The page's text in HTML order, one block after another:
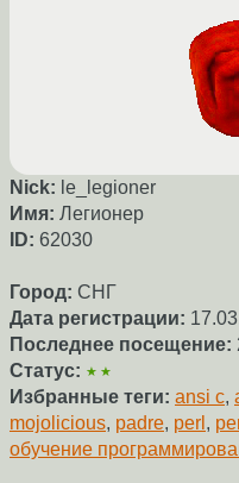
Nick: le_legioner
Имя: Легионер
ID: 62030
Город: СНГ
Дата регистрации:
Последнее посещение:
Статус: ★★
Избранные теги: ansi c,
mojolicious, padre, perl ,
обучение